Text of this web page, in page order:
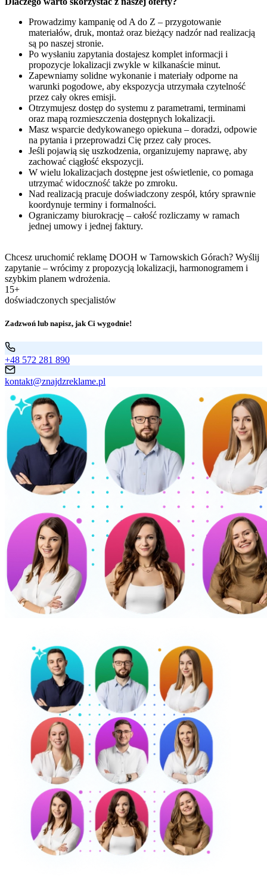
Prowadzimy kampanię od A do Z – przygotowanie
materiałów, druk, montaż oraz bieżący nadzór nad realizacją
są po naszej stronie.
Po wysłaniu zapytania dostajesz komplet informacji i
propozycje lokalizacji zwykle w kilkanaście minut.
Zapewniamy solidne wykonanie i materiały odporne na
warunki pogodowe, aby ekspozycja utrzymała czytelność
przez cały okres emisji.
Otrzymujesz dostęp do systemu z parametrami, terminami
oraz mapą rozmieszczenia dostępnych lokalizacji.
Masz wsparcie dedykowanego opiekuna – doradzi, odpowie
na pytania i przeprowadzi Cię przez cały proces.
Jeśli pojawią się uszkodzenia, organizujemy naprawę, aby
zachować ciągłość ekspozycji.
W wielu lokalizacjach dostępne jest oświetlenie, co pomaga
utrzymać widoczność także po zmroku.
Nad realizacją pracuje doświadczony zespół, który sprawnie
koordynuje terminy i formalności.
Ograniczamy biurokrację – całość rozliczamy w ramach
jednej umowy i jednej faktury.
Chcesz uruchomić reklamę DOOH w Tarnowskich Górach? Wyślij
zapytanie – wrócimy z propozycją lokalizacji, harmonogramem i
szybkim planem wdrożenia.
15+
doświadczonych specjalistów
Zadzwoń lub napisz, jak Ci wygodnie!
+48 572 281 890
kontakt@znajdzreklame.pl